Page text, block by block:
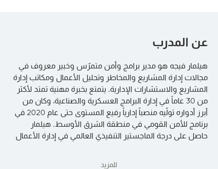
عن المدرب
هيلمار فيجه هو مدير برامج وأمن متمرّس وخبير معروف في
مجالات إدارة المشاريع والمخاطر وتحليل الأعمال ومكاتب إدارة
المشاريع والاستشارات الإدارية. يتمتع بخبرة مهنية تمتد لأكثر
من 30 عاماً في إدارة البرامج العسكرية والصناعية، وكان من
أبرز أدواره تولّيه منصباً إدارياً رفيع المستوى حتى عام 2020 في
برنامج للأمن القومي في منطقة الشرق الأوسط. هيلمار
حاصل على درجة الماجستير التنفيذي العالمي في إدارة الأعمال
للمزيد